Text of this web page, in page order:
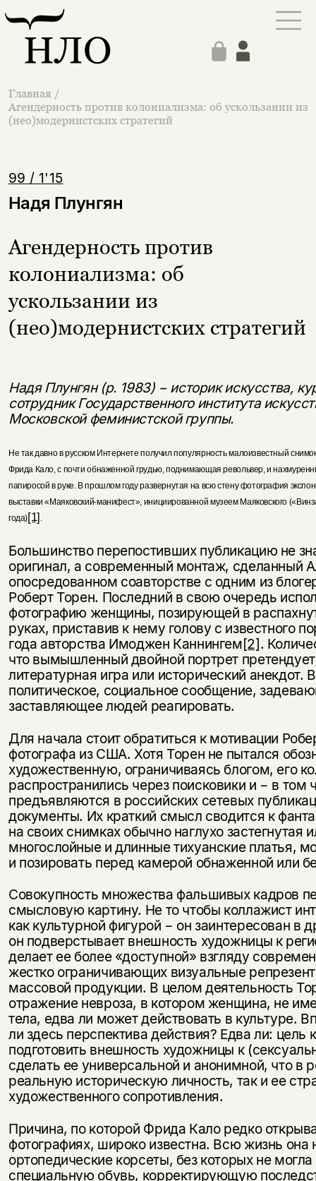
Главная /
Агендерность против колониализма: об ускользании из
(нео)модернистских стратегий
99 / 1'15
Надя Плунгян
Агендерность против
колониализма: об
ускользании из
(нео)модернистских стратегий
Надя Плунгян (р. 1983) − историк искусства,
сотрудник Государственного института
Московской феминистской группы.
Не так давно в русском Интернете получил популярность малоизвестный
Фрида Кало, с почти обнаженной грудью, поднимающая револьвер, и
папиросой в руке. В прошлом году развернутая на всю стену фотография
выставки «Маяковский-манифест», инициированной музеем Маяковского
года)[1]
Большинство перепостивших публикацию не
оригинал, а современный монтаж, сделанный
опосредованном соавторстве с одним из
Роберт Торен. Последний в свою очередь
фотографию женщины, позирующей в
руках, приставив к нему голову с известного
года авторства Имоджен Каннингем[2].
что вымышленный двойной портрет
литературная игра или исторический
политическое, социальное сообщение,
заставляющее людей реагировать.
Для начала стоит обратиться к мотивации
фотографа из США. Хотя Торен не пытался
художественную, ограничиваясь блогом, его
распространились через поисковики и − в том
предъявляются в российских сетевых
документы. Их краткий смысл сводится к
на своих снимках обычно наглухо застегнутая
многослойные и длинные тихуанские платья,
и позировать перед камерой обнаженной или
Совокупность множества фальшивых кадров
смысловую картину. Не то чтобы коллажист
как культурной фигурой − он заинтересован в
он подверстывает внешность художницы к
делает ее более «доступной» взгляду
жестко ограничивающих визуальные
массовой продукции. В целом деятельность
отражение невроза, в котором женщина, не
тела, едва ли может действовать в культуре.
ли здесь перспектива действия? Едва ли: цель
подготовить внешность художницы к
сделать ее универсальной и анонимной, что в
реальную историческую личность, так и ее
художественного сопротивления.
Причина, по которой Фрида Кало редко
фотографиях, широко известна. Всю жизнь она
ортопедические корсеты, без которых не
специальную обувь, корректирующую